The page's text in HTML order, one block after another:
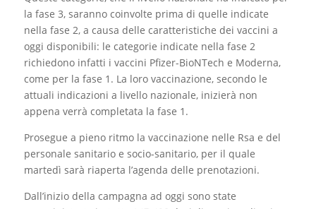
la fase 3, saranno coinvolte prima di quelle indicate
nella fase 2, a causa delle caratteristiche dei vaccini a
oggi disponibili: le categorie indicate nella fase 2
richiedono infatti i vaccini Pfizer-BioNTech e Moderna,
come per la fase 1. La loro vaccinazione, secondo le
attuali indicazioni a livello nazionale, inizierà non
appena verrà completata la fase 1.
Prosegue a pieno ritmo la vaccinazione nelle Rsa e del
personale sanitario e socio-sanitario, per il quale
martedì sarà riaperta l’agenda delle prenotazioni.
Dall’inizio della campagna ad oggi sono state